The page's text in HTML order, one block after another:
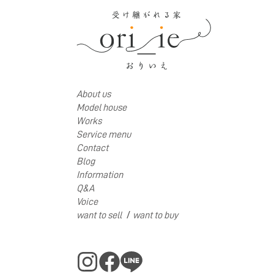
About us
Model house
Works
Service menu
Contact
Blog
Information
Q&A
Voice
want to sell / want to buy